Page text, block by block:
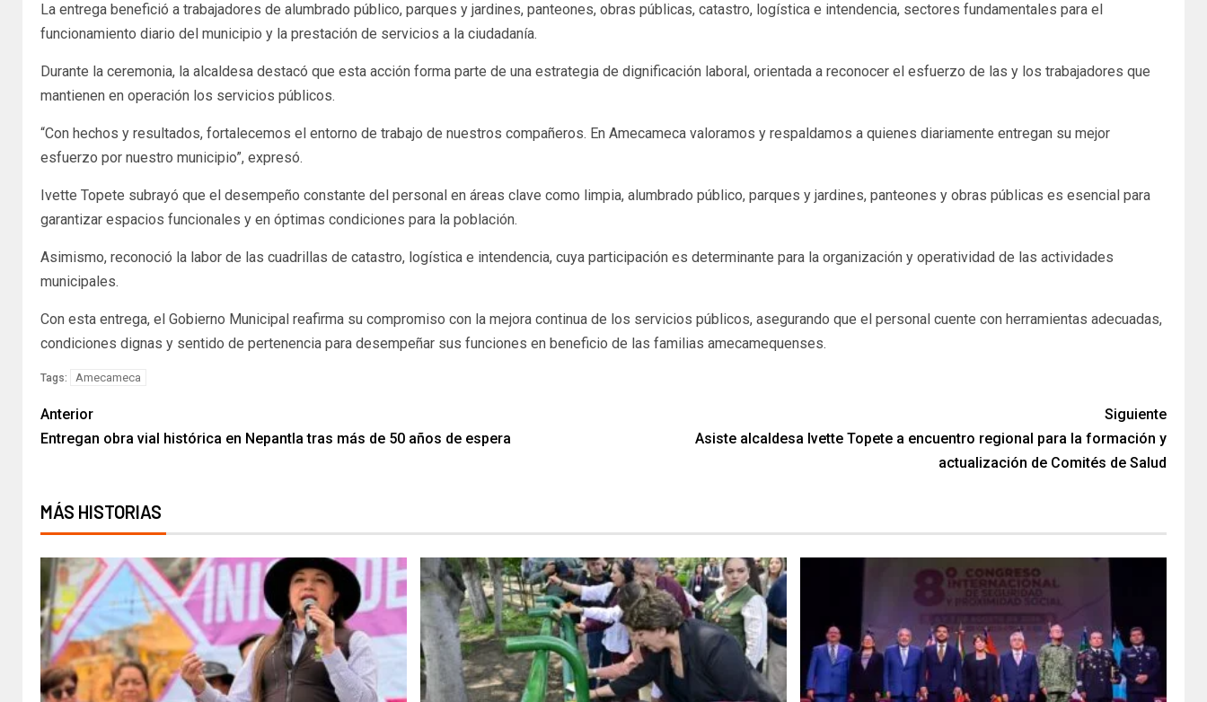
La entrega benefició a trabajadores de alumbrado público, parques y jardines, panteones, obras públicas, catastro, logística e intendencia, sectores fundamentales para el
funcionamiento diario del municipio y la prestación de servicios a la ciudadanía.
Durante la ceremonia, la alcaldesa destacó que esta acción forma parte de una estrategia de dignificación laboral, orientada a reconocer el esfuerzo de las y los trabajadores que
mantienen en operación los servicios públicos.
“Con hechos y resultados, fortalecemos el entorno de trabajo de nuestros compañeros. En Amecameca valoramos y respaldamos a quienes diariamente entregan su mejor
esfuerzo por nuestro municipio”, expresó.
Ivette Topete subrayó que el desempeño constante del personal en áreas clave como limpia, alumbrado público, parques y jardines, panteones y obras públicas es esencial para
garantizar espacios funcionales y en óptimas condiciones para la población.
Asimismo, reconoció la labor de las cuadrillas de catastro, logística e intendencia, cuya participación es determinante para la organización y operatividad de las actividades
municipales.
Con esta entrega, el Gobierno Municipal reafirma su compromiso con la mejora continua de los servicios públicos, asegurando que el personal cuente con herramientas adecuadas,
condiciones dignas y sentido de pertenencia para desempeñar sus funciones en beneficio de las familias amecamequenses.
Tags: Amecameca
Anterior
Entregan obra vial histórica en Nepantla tras más de 50 años de espera
Siguiente
Asiste alcaldesa Ivette Topete a encuentro regional para la formación y
actualización de Comités de Salud
MÁS HISTORIAS